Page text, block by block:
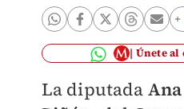
Únete al
La diputada